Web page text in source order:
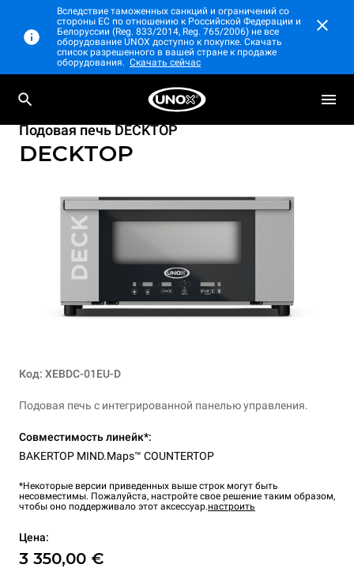
Вследствие таможенных санкций и ограничений со
стороны ЕС по отношению к Российской Федерации и
Белоруссии (Reg. 833/2014, Reg. 765/2006) не все
оборудование UNOX доступно к покупке. Скачать
список разрешенного в вашей стране к продаже
оборудования. Скачать сейчас
Подовая печь DECKTOP
DECKTOP
Код: XEBDC-01EU-D
Подовая печь с интегрированной панелью управления.
Совместимость линейк*:
BAKERTOP MIND.Maps™ COUNTERTOP
*Некоторые версии приведенных выше строк могут быть
несовместимы. Пожалуйста, настройте свое решение таким образом,
чтобы оно поддерживало этот аксессуар.настроить
Цена:
3 350,00 €